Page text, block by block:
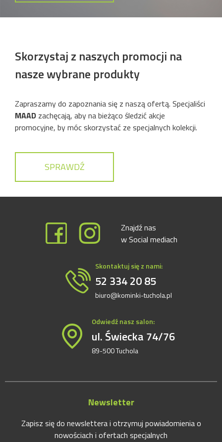
Skorzystaj z naszych promocji na
nasze wybrane produkty
Zapraszamy do zapoznania się z naszą ofertą. Specjaliści
MAAD zachęcają, aby na bieżąco śledzić akcje
promocyjne, by móc skorzystać ze specjalnych kolekcji.
SPRAWDŹ
Znajdź nas
w Social mediach
Skontaktuj się z nami:
52 334 20 85
biuro@kominki-tuchola.pl
Odwiedź nasz salon:
ul. Świecka 74/76
89-500 Tuchola
Newsletter
Zapisz się do newslettera i otrzymuj powiadomienia o
nowościach i ofertach specjalnych